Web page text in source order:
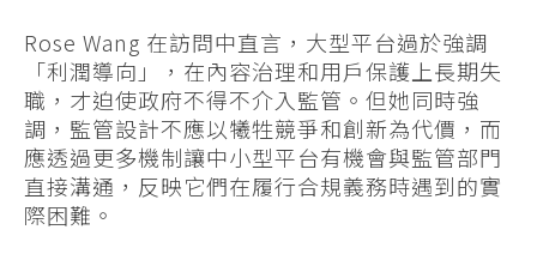
Rose Wang 在訪問中直言，大型平台過於強調
「利潤導向」，在內容治理和用戶保護上長期失
職，才迫使政府不得不介入監管。但她同時強
調，監管設計不應以犧牲競爭和創新為代價，而
應透過更多機制讓中小型平台有機會與監管部門
直接溝通，反映它們在履行合規義務時遇到的實
際困難。